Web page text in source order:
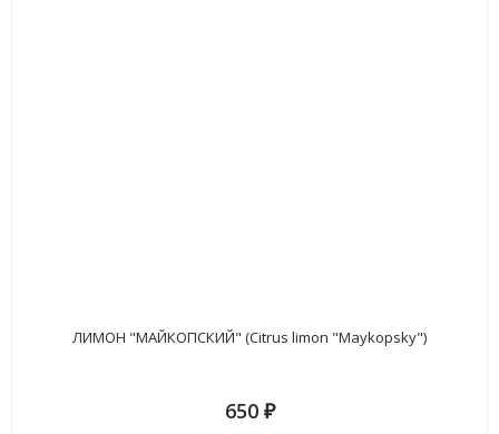
ЛИМОН "МАЙКОПСКИЙ" (Citrus limon "Maykopsky")
650 ₽